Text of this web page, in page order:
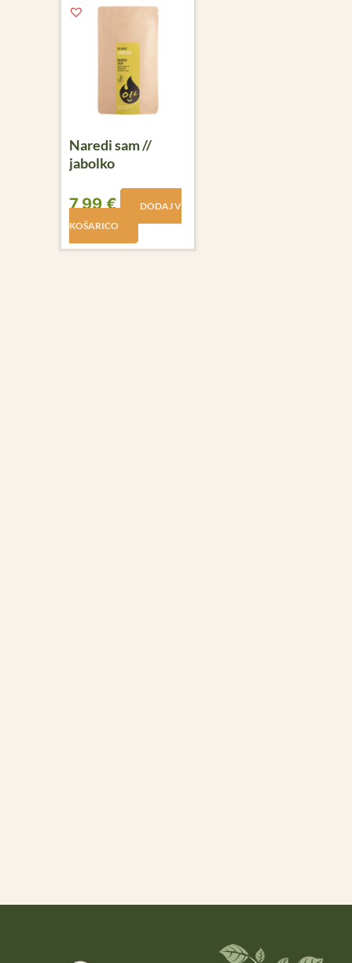
Naredi sam //
jabolko
7,99€
DODAJ V
KOŠARICO